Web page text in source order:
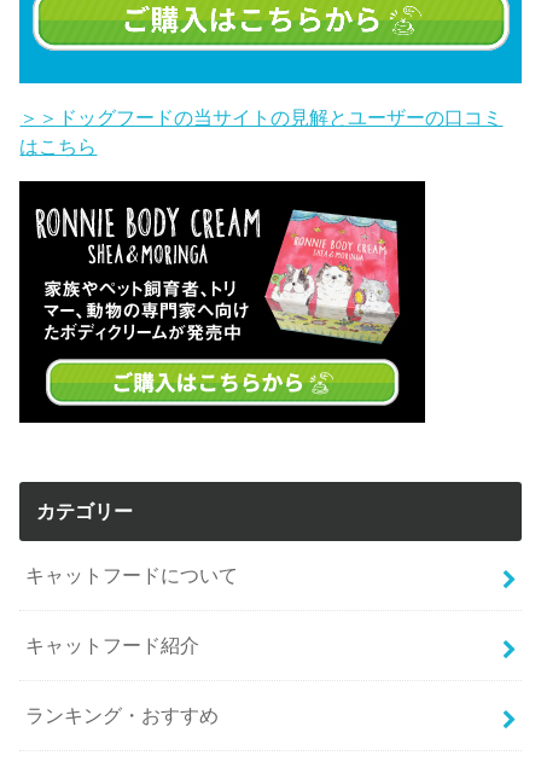
＞＞ドッグフードの当サイトの見解とユーザーの口コミ
はこちら
カテゴリー
キャットフードについて
キャットフード紹介
ランキング・おすすめ